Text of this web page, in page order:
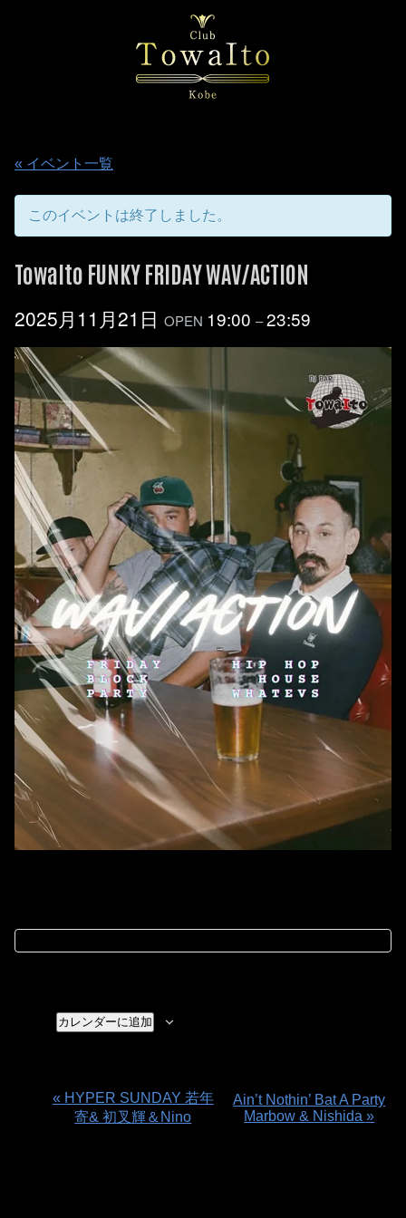
« イベント一覧
このイベントは終了しました。
TowaIto FUNKY FRIDAY WAV/ACTION
2025月11月21日 OPEN 19:00 –23:59
カレンダーに追加
« HYPER SUNDAY 若年
寄& 初叉輝＆Nino
Ain’t Nothin’ Bat A Party
Marbow & Nishida»